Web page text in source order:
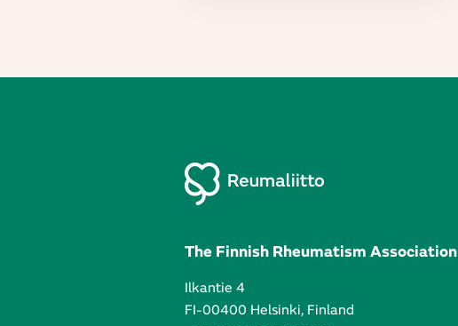
The Finnish Rheumatism Association
Ilkantie 4
FI-00400 Helsinki, Finland